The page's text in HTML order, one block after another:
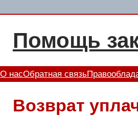
содержимому
Помощь
О насОбратная связь
Возврат